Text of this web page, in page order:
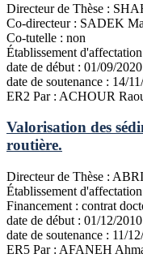
Directeur de Thèse :
Co-directeur : SADEK
Co-tutelle : non
Établissement
date de début : 01/09/2020
date de soutenance : 14/
ER2 Par : ACHOUR
Valorisation des
routière.
Directeur de Thèse :
Établissement
Financement : contrat
date de début : 01/12/2010
date de soutenance : 11/
ER5 Par : AFANEH